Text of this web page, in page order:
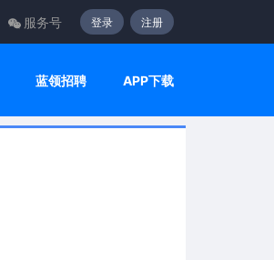
服务号 登录 注册
蓝领招聘 APP下载